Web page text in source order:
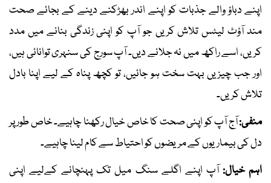
اپنے دباؤ والے جذبات کو اپنے اندر بھڑکنے دینے کے بجائے صحت
مند آؤٹ لیٹس تلاش کریں جو آپ کو اپنی زندگی بنانے میں مدد
کریں، اسے راکھ میں نہ جلانے دیں۔ آپ سورج کی سنہری توانائی ہیں،
اور جب چیزیں بہت سخت ہو جائیں، تو کچھ پناہ کے لیے اپنا بادل
تلاش کریں۔
منفی:آج آپ کو اپنی صحت کا خاص خیال رکھنا چاہیے۔ خاص طور پر
دل کی بیماریوں کے مریضوں کو احتیاط سے کام لینا چاہیے۔
اہم خیال: آپ اپنے اگلے سنگ میل تک پہنچانے کےلیے اپنی